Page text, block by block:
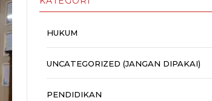
HUKUM
UNCATEGORIZED (JANGAN DIPAKAI)
PENDIDIKAN